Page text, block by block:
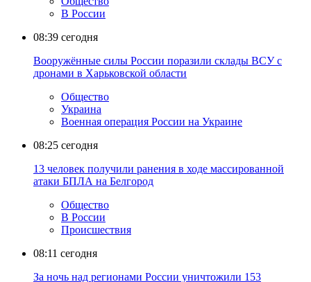
В России
08:39 сегодня
Вооружённые силы России поразили склады ВСУ с
дронами в Харьковской области
Общество
Украина
Военная операция России на Украине
08:25 сегодня
13 человек получили ранения в ходе массированной
атаки БПЛА на Белгород
Общество
В России
Происшествия
08:11 сегодня
За ночь над регионами России уничтожили 153